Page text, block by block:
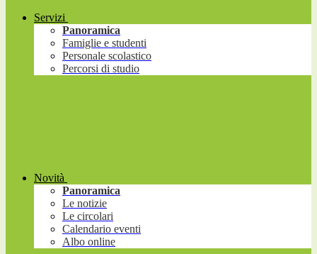
Servizi
Panoramica
Famiglie e studenti
Personale scolastico
Percorsi di studio
Novità
Panoramica
Le notizie
Le circolari
Calendario eventi
Albo online